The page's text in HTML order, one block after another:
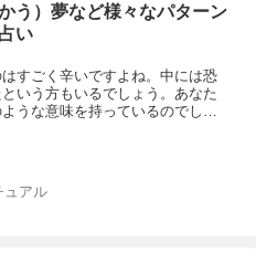
う）夢など様々なパターン
い
すごく辛いですよね。中には恐
いう方もいるでしょう。あなた
うな意味を持っているのでしょ
ュアル